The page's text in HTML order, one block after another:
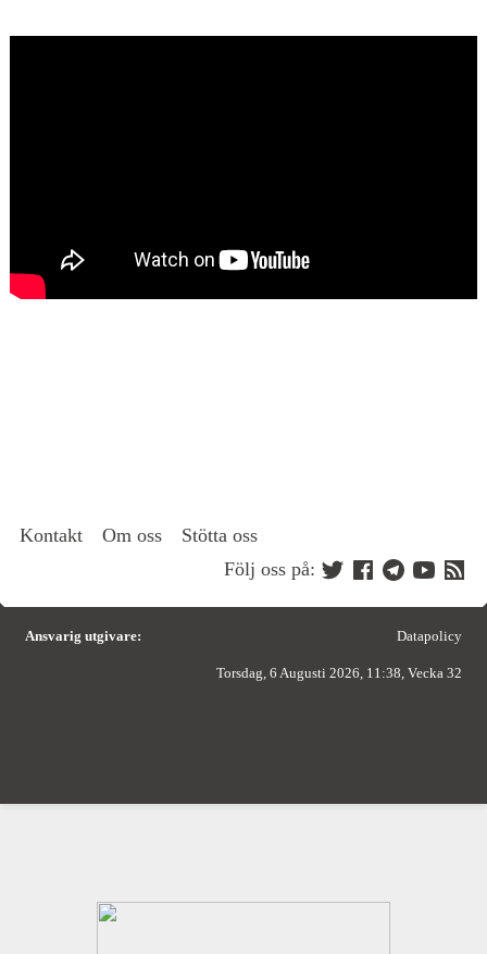
Kontakt Om oss
Stötta oss
Följ oss på:
Ansvarig utgivare: Datapolicy
Torsdag, 6 Augusti 2026, 11:38, Vecka 32